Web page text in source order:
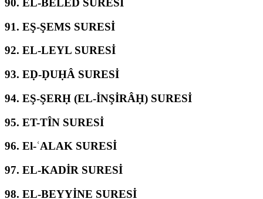
90. EL-BELED SURESİ
91. EŞ-ŞEMS SURESİ
92. EL-LEYL SURESİ
93. EḌ-ḌUḤÂ SURESİ
94. EŞ-ŞERḤ (EL-İNŞİRÂḤ) SURESİ
95. ET-TÎN SURESİ
96. El-ʿALAK SURESİ
97. EL-KADİR SURESİ
98. EL-BEYYİNE SURESİ